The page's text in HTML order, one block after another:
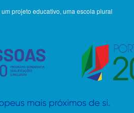
projeto educativo, uma escola plural